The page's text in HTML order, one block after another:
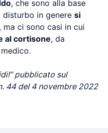
, che sono alla base
disturbo in genere si
, ma ci sono casi in cui
al cortisone, da
pubblicato sul
44 del 4 novembre 2022